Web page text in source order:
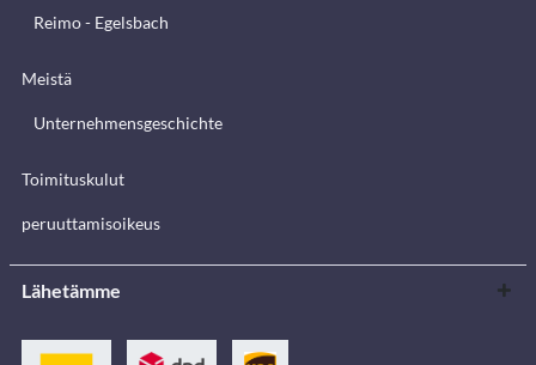
Reimo - Egelsbach
Meistä
Unternehmensgeschichte
Toimituskulut
peruuttamisoikeus
Lähetämme